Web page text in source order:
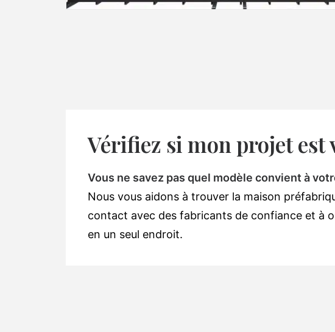
Vérifiez si mon projet est
Vous ne savez pas quel modèle convient à
Nous vous aidons à trouver la maison
contact avec des fabricants de confiance et à
en un seul endroit.